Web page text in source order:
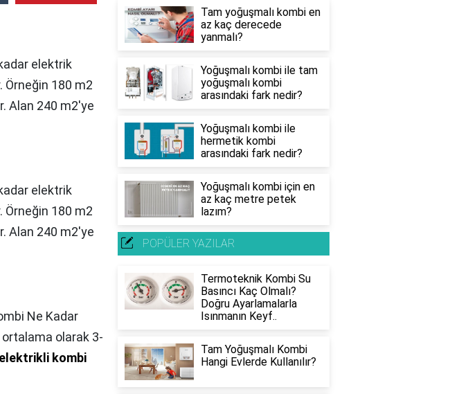
elektrik
Örneğin 180 m2
Alan 240 m2'ye
elektrik
Örneğin 180 m2
Alan 240 m2'ye
Ne Kadar
olarak 3-
elektrikli kombi
Tam yoğuşmalı kombi en
az kaç derecede
yanmalı?
Yoğuşmalı kombi ile tam
yoğuşmalı kombi
arasındaki fark nedir?
Yoğuşmalı kombi ile
hermetik kombi
arasındaki fark nedir?
Yoğuşmalı kombi için en
az kaç metre petek
lazım?
POPÜLER YAZILAR
Termoteknik Kombi Su
Basıncı Kaç Olmalı?
Doğru Ayarlamalarla
Isınmanın Keyf..
Tam Yoğuşmalı Kombi
Hangi Evlerde Kullanılır?